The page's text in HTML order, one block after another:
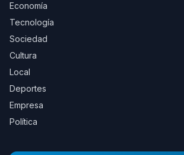
Economía
Tecnología
Sociedad
Cultura
Local
Deportes
Empresa
Política